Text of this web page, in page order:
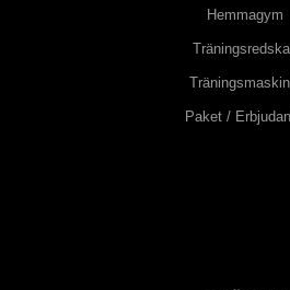
Hemmagym
Paket /